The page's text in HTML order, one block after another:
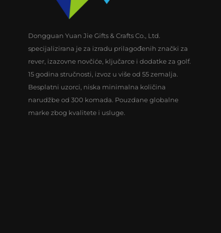
Dongguan Yuan Jie Gifts & Crafts Co., Ltd.
specijalizirana je za izradu prilagođenih znački za
rever, izazovne novčiće, ključarce i dodatke za golf.
15 godina stručnosti, izvoz u više od 55 zemalja.
Besplatni uzorci, niska minimalna količina
narudžbe od 300 komada. Pouzdane globalne
marke zbog kvalitete i usluge.